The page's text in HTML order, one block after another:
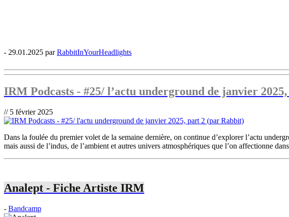
- 29.01.2025 parRabbitInYourHeadlights
IRM Podcasts - #25/ l’actu underground de janvier
// 5 février 2025
Dans la foulée du premier volet de la semaine dernière, on continue d’explorer l’actu
mais aussi de l’indus, de l’ambient et autres univers atmosphériques que l’on affectionne
Analept - Fiche Artiste IRM
- Bandcamp